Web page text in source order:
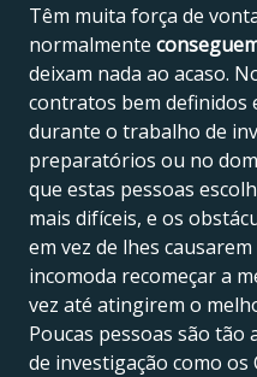
Têm muita força de
normalmente
deixam nada ao acaso.
contratos bem definidos
durante o trabalho de
preparatórios ou no
que estas pessoas
mais difíceis, e os
em vez de lhes causarem
incomoda recomeçar a
vez até atingirem o
Poucas pessoas são tão
de investigação como os